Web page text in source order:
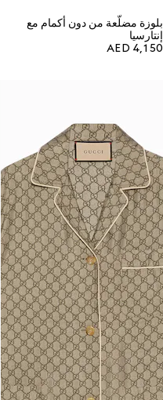
بلوزة مضلّعة من دون أكمام مع
إنتارسيا
AED 4,150